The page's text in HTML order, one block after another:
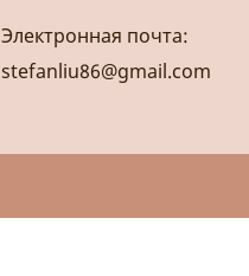
Электронная почта:
stefanliu86@gmail.com